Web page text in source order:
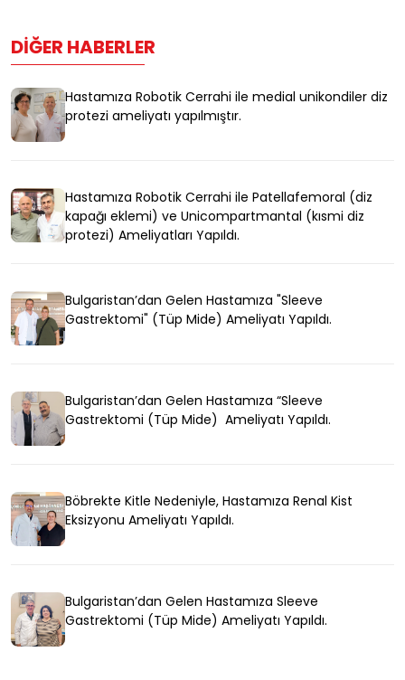
DIĞER HABERLER
Hastamıza Robotik Cerrahi ile medial unikondiler diz
protezi ameliyatı yapılmıştır.
Hastamıza Robotik Cerrahi ile Patellafemoral (diz
kapağı eklemi) ve Unicompartmantal (kısmi diz
protezi) Ameliyatları Yapıldı.
Bulgaristan’dan Gelen Hastamıza "Sleeve
Gastrektomi" (Tüp Mide) Ameliyatı Yapıldı.
Bulgaristan’dan Gelen Hastamıza “Sleeve
Gastrektomi (Tüp Mide) Ameliyatı Yapıldı.
Böbrekte Kitle Nedeniyle, Hastamıza Renal Kist
Eksizyonu Ameliyatı Yapıldı.
Bulgaristan’dan Gelen Hastamıza Sleeve
Gastrektomi (Tüp Mide) Ameliyatı Yapıldı.